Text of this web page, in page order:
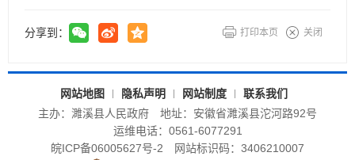
分享到： 打印本页 关闭
网站地图 隐私声明 网站制度
联系我们
主办：濉溪县人民政府
地址：安徽省濉溪县沱河路92号
运维电话：0561-6077291
皖ICP备06005627号-2
网站标识码：3406210007